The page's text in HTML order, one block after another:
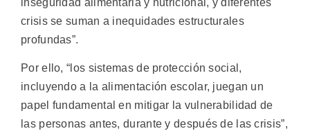
inseguridad alimentaria y nutricional, y diferentes
crisis se suman a inequidades estructurales
profundas”.
Por ello, “los sistemas de protección social,
incluyendo a la alimentación escolar, juegan un
papel fundamental en mitigar la vulnerabilidad de
las personas antes, durante y después de las crisis”,